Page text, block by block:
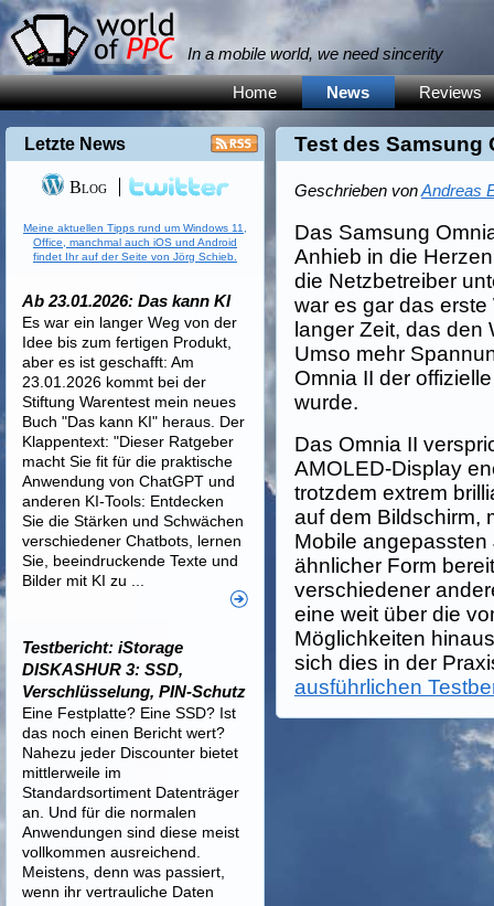
In a mobile world, we need sincerity
Home News Reviews
Test des Samsung
Geschrieben vonAndreas
Das Samsung
Anhieb in die
die Netzbetreiber
war es gar das
langer Zeit, das den
Umso mehr
Omnia II der
wurde.
Das Omnia II
AMOLED-Display
trotzdem extrem
auf dem Bildschirm,
Mobile
ähnlicher Form
verschiedener
eine weit über die
Möglichkeiten
sich dies in der
ausführlichen
Letzte News
Blog
Meine aktuellen Tipps rund um Windows 11,
Office, manchmal auch iOS und Android
findet Ihr auf der Seite von Jörg Schieb.
Ab 23.01.2026: Das kann KI
Es war ein langer Weg von der
Idee bis zum fertigen Produkt,
aber es ist geschafft: Am
23.01.2026 kommt bei der
Stiftung Warentest mein neues
Buch "Das kann KI" heraus. Der
Klappentext: "Dieser Ratgeber
macht Sie fit für die praktische
Anwendung von ChatGPT und
anderen KI-Tools: Entdecken
Sie die Stärken und Schwächen
verschiedener Chatbots, lernen
Sie, beeindruckende Texte und
Bilder mit KI zu ...
Testbericht: iStorage
DISKASHUR 3: SSD,
Verschlüsselung, PIN-Schutz
Eine Festplatte? Eine SSD? Ist
das noch einen Bericht wert?
Nahezu jeder Discounter bietet
mittlerweile im
Standardsortiment Datenträger
an. Und für die normalen
Anwendungen sind diese meist
vollkommen ausreichend.
Meistens, denn was passiert,
wenn ihr vertrauliche Daten